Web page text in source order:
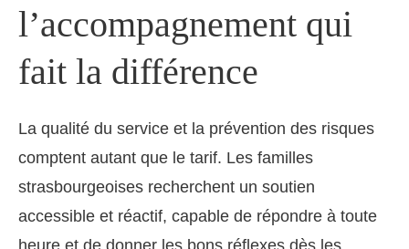
l’accompagnement qui
fait la différence
La qualité du service et la prévention des risques
comptent autant que le tarif. Les familles
strasbourgeoises recherchent un soutien
accessible et réactif, capable de répondre à toute
heure et de donner les bons réflexes dès les